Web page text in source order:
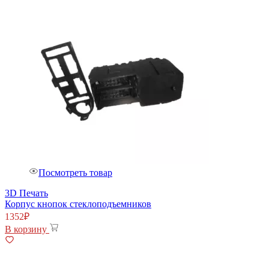
Посмотреть товар
3D Печать
Корпус кнопок стеклоподъемников
1352₽
В корзину